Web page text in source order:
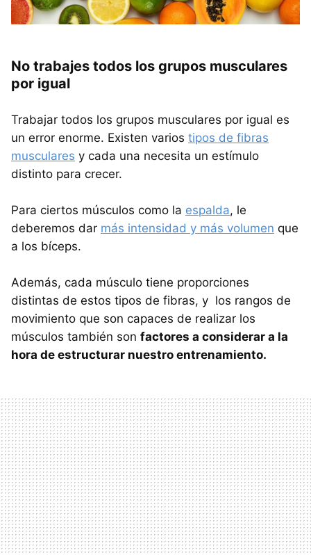
No trabajes todos los grupos musculares
por igual
Trabajar todos los grupos musculares por igual es
un error enorme. Existen varios tipos de fibras
musculares y cada una necesita un estímulo
distinto para crecer.
Para ciertos músculos como la espalda, le
deberemos dar más intensidad y más volumen que
a los bíceps.
Además, cada músculo tiene proporciones
distintas de estos tipos de fibras, y los rangos de
movimiento que son capaces de realizar los
músculos también son factores a considerar a la
hora de estructurar nuestro entrenamiento.